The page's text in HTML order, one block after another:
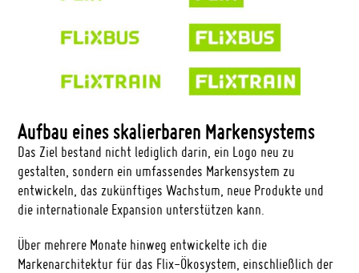
Aufbau eines skalierbaren Markensystems
Das Ziel bestand nicht lediglich darin, ein Logo neu zu
gestalten, sondern ein umfassendes Markensystem zu
entwickeln, das zukünftiges Wachstum, neue Produkte und
die internationale Expansion unterstützen kann.
Über mehrere Monate hinweg entwickelte ich die
Markenarchitektur für das Flix-Ökosystem, einschließlich der